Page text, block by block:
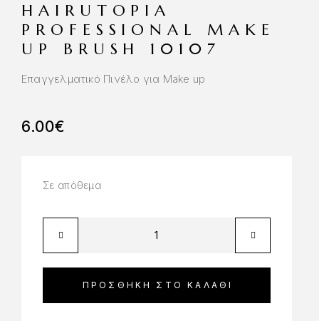
HAIRUTOPIA
PROFESSIONAL MAKE
UP BRUSH 10107
Επαγγελματικό Πινέλο για Make up
6.00€
Σε απόθεμα
ΠΡΟΣΘΉΚΗ ΣΤΟ ΚΑΛΆΘΙ